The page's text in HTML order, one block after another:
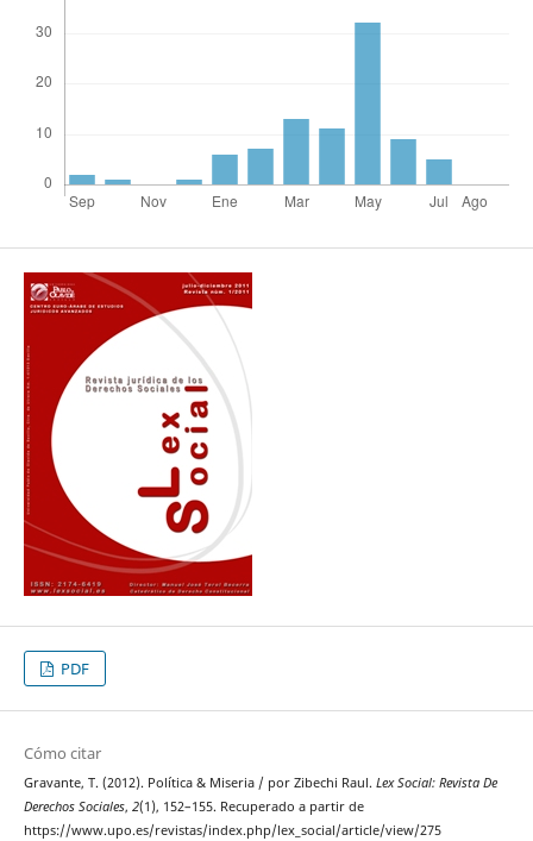
PDF
Cómo citar
Gravante, T. (2012). Política & Miseria / por Zibechi Raul. Lex Social: Revista De
Derechos Sociales, 2(1), 152–155. Recuperado a partir de
https://www.upo.es/revistas/index.php/lex_social/article/view/275